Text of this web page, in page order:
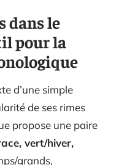
dans le
pour la
d’une simple
de ses rimes
propose une paire
vert/hiver,
grands,